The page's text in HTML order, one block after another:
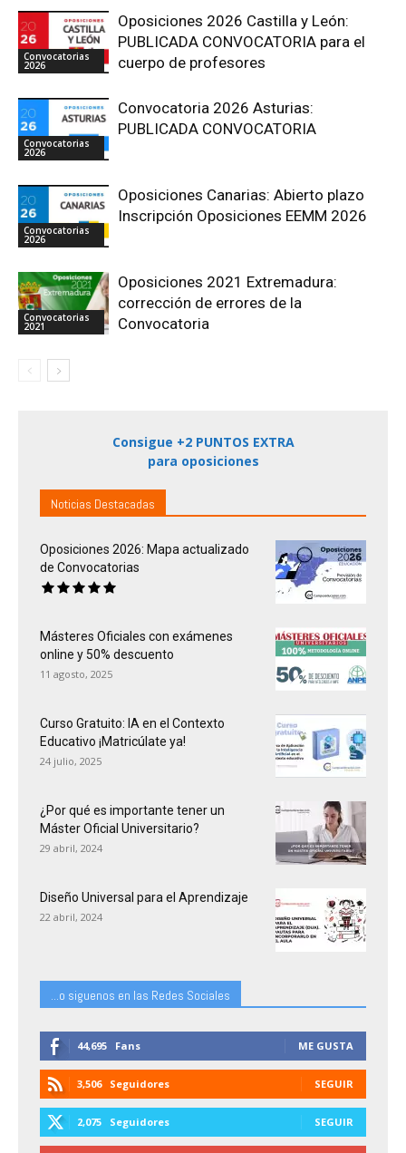
Convocatorias
2026
Oposiciones 2026 Castilla y León:
PUBLICADA CONVOCATORIA para el
cuerpo de profesores
Convocatorias
2026
Convocatoria 2026 Asturias:
PUBLICADA CONVOCATORIA
Convocatorias
2026
Oposiciones Canarias: Abierto plazo
Inscripción Oposiciones EEMM 2026
Convocatorias
2021
Oposiciones 2021 Extremadura:
corrección de errores de la
Convocatoria
Consigue +2 PUNTOS EXTRA
para oposiciones
Noticias Destacadas
Oposiciones 2026: Mapa actualizado
de Convocatorias
Másteres Oficiales con exámenes
online y 50% descuento
11 agosto, 2025
Curso Gratuito: IA en el Contexto
Educativo ¡Matricúlate ya!
24 julio, 2025
¿Por qué es importante tener un
Máster Oficial Universitario?
29 abril, 2024
Diseño Universal para el Aprendizaje
22 abril, 2024
...o siguenos en las Redes Sociales
44,695 Fans ME GUSTA
3,506 Seguidores SEGUIR
2,075 Seguidores SEGUIR